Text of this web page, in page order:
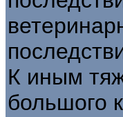
К иным
большого